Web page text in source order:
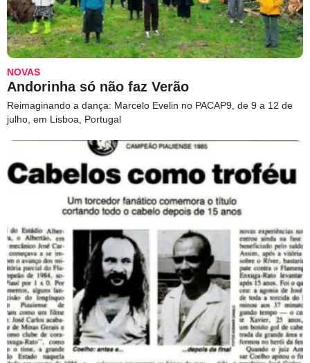
NOVAS
Andorinha só não faz Verão
Reimaginando a dança: Marcelo Evelin no PACAP9, de 9 a 12 de
julho, em Lisboa, Portugal